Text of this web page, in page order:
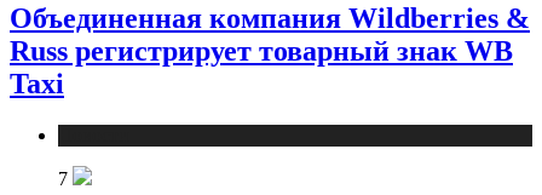
Объединенная компания Wildberries &
Russ регистрирует товарный знак WB
Taxi
7